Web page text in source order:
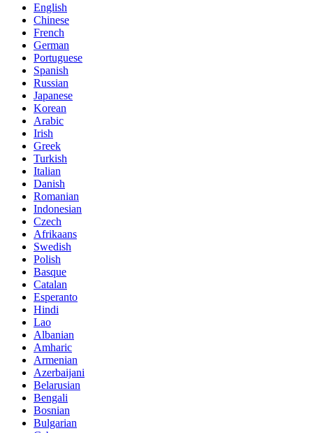
English
Chinese
French
German
Portuguese
Spanish
Russian
Japanese
Korean
Arabic
Irish
Greek
Turkish
Italian
Danish
Romanian
Indonesian
Czech
Afrikaans
Swedish
Polish
Basque
Catalan
Esperanto
Hindi
Lao
Albanian
Amharic
Armenian
Azerbaijani
Belarusian
Bengali
Bosnian
Bulgarian